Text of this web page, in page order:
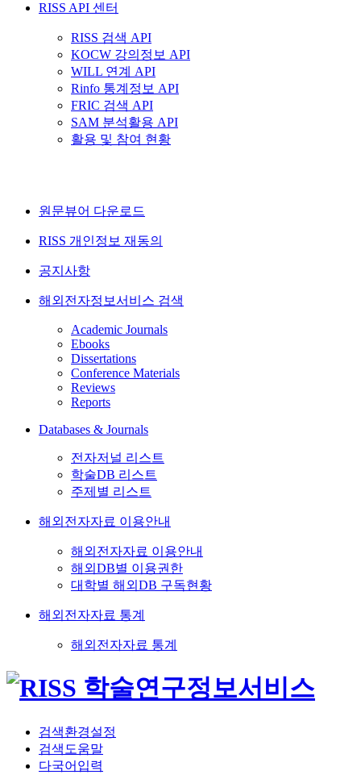
RISS API 센터
RISS 검색 API
KOCW 강의정보 API
WILL 연계 API
Rinfo 통계정보 API
FRIC 검색 API
SAM 분석활용 API
활용 및 참여 현황
원문뷰어 다운로드
RISS 개인정보 재동의
공지사항
해외전자정보서비스 검색
Academic Journals
Ebooks
Dissertations
Conference Materials
Reviews
Reports
Databases & Journals
전자저널 리스트
학술DB 리스트
주제별 리스트
해외전자자료 이용안내
해외전자자료 이용안내
해외DB별 이용권한
대학별 해외DB 구독현황
해외전자자료 통계
해외전자자료 통계
검색환경설정
검색도움말
다국어입력